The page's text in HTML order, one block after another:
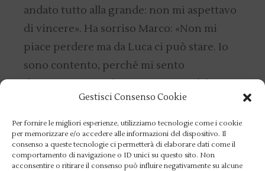
Gestisci Consenso Cookie
Per fornire le migliori esperienze, utilizziamo tecnologie come i cookie
per memorizzare e/o accedere alle informazioni del dispositivo. Il
consenso a queste tecnologie ci permetterà di elaborare dati come il
comportamento di navigazione o ID unici su questo sito. Non
acconsentire o ritirare il consenso può influire negativamente su alcune
andato tutto alla grande: non mi aspettavo
di vincere». Ha sorriso Marco: «Non mi
piace perdere ma da Luca ci può stare. Io
sono contento, perché mi sento
decisamente meglio rispetto a qualche
mese fa. Riparto da qui».
Sul gradino più basso del podio dei 400
misti è salita Claudia Di Passio con 4’42”69.
Da segnalare nella finale B la vittoria di